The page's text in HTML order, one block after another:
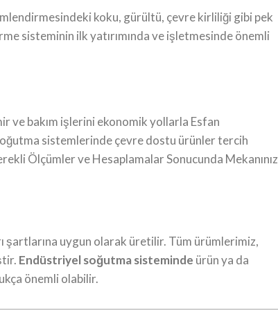
koku, gürültü, çevre kirliliği gibi pek
sisteminin ilk yatırımında ve işletmesinde önemli
ve bakım işlerini ekonomik yollarla Esfan
sistemlerinde çevre dostu ürünler tercih
Ölçümler ve Hesaplamalar Sonucunda
uygun olarak üretilir. Tüm ürümlerimiz,
Endüstriyel soğutma sisteminde ürün ya da
önemli olabilir.